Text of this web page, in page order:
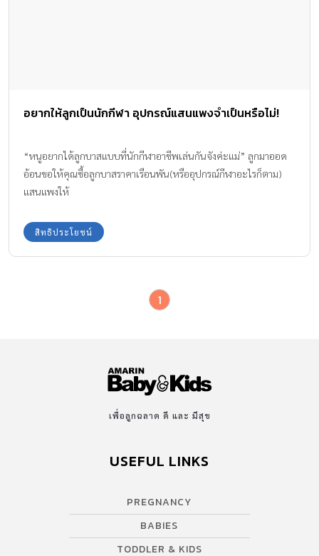
อยากให้ลูกเป็นนักกีฬา อุปกรณ์แสนแพงจำเป็นหรือไม่!
“หนูอยากได้ลูกบาสแบบที่นักกีฬาอาชีพเล่นกันจังค่ะแม่” ลูกมาออด
อ้อนขอให้คุณซื้อลูกบาสราคาเรือนพัน(หรืออุปกรณ์กีฬาอะไรก็ตาม)
แสนแพงให้
สิทธิประโยชน์
1
เพื่อลูกฉลาด ดี และ มีสุข
USEFUL LINKS
PREGNANCY
BABIES
TODDLER & KIDS